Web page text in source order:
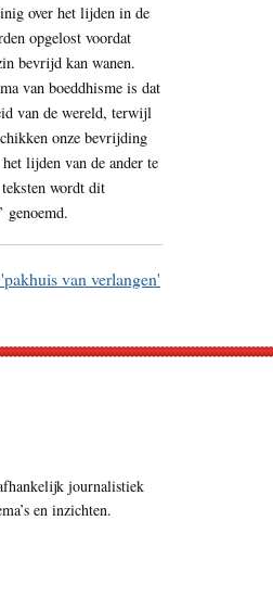
over het lijden in de
opgelost voordat
bevrijd kan wanen.
van boeddhisme is dat
van de wereld, terwijl
onze bevrijding
lijden van de ander te
wordt dit
genoemd.
van verlangen'
journalistiek
en inzichten.